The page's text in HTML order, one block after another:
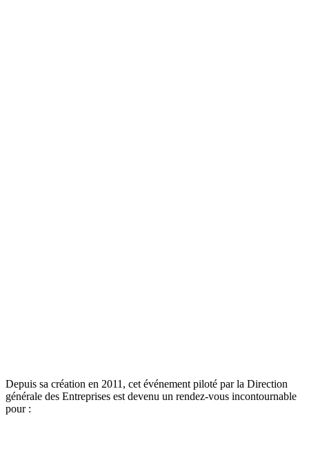
Depuis sa création en 2011, cet événement piloté par la Direction
générale des Entreprises est devenu un rendez-vous incontournable
pour :